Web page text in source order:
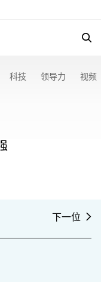
科技 领导力 视频
下一位